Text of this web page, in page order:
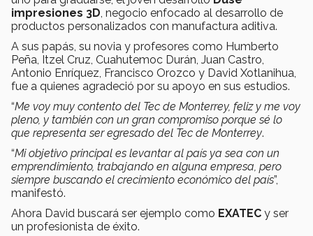
impresiones 3D , negocio enfocado al desarrollo de
productos personalizados con manufactura aditiva.
A sus papás, su novia y profesores como Humberto
Peña, Itzel Cruz, Cuahutemoc Durán, Juan Castro,
Antonio Enríquez, Francisco Orozco y David Xotlanihua,
fue a quienes agradeció por su apoyo en sus estudios.
“Me voy muy contento del Tec de Monterrey, feliz y me voy
pleno, y también con un gran compromiso porque sé lo
que representa ser egresado del Tec de Monterrey.
“Mi objetivo principal es levantar al país ya sea con un
emprendimiento, trabajando en alguna empresa, pero
siempre buscando el crecimiento económico del país”,
manifestó.
Ahora David buscará ser ejemplo como EXATEC y ser
un profesionista de éxito.